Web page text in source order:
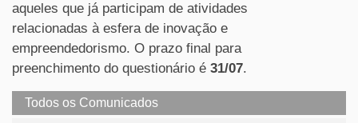
Todos os Comunicados
aqueles que já participam de atividades
relacionadas à esfera de inovação e
empreendedorismo. O prazo final para
preenchimento do questionário é 31/07.